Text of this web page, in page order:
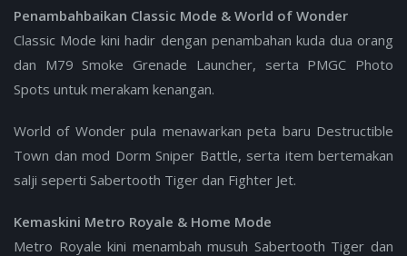
Penambahbaikan Classic Mode & World of Wonder
Classic Mode kini hadir dengan penambahan kuda dua orang
dan M79 Smoke Grenade Launcher, serta PMGC Photo
Spots untuk merakam kenangan.
World of Wonder pula menawarkan peta baru Destructible
Town dan mod Dorm Sniper Battle, serta item bertemakan
salji seperti Sabertooth Tiger dan Fighter Jet.
Kemaskini Metro Royale & Home Mode
Metro Royale kini menambah musuh Sabertooth Tiger dan